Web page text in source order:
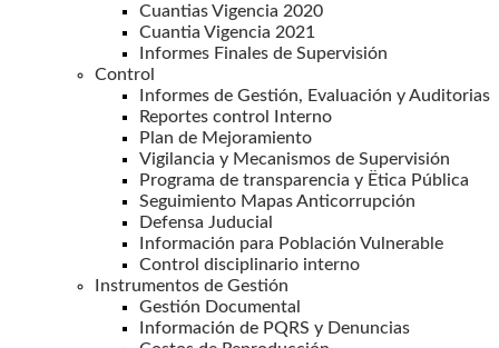
Cuantias Vigencia 2020
Cuantia Vigencia 2021
Informes Finales de Supervisión
Control
Informes de Gestión, Evaluación y Auditorias
Reportes control Interno
Plan de Mejoramiento
Vigilancia y Mecanismos de Supervisión
Programa de transparencia y Ëtica Pública
Seguimiento Mapas Anticorrupción
Defensa Juducial
Información para Población Vulnerable
Control disciplinario interno
Instrumentos de Gestión
Gestión Documental
Información de PQRS y Denuncias